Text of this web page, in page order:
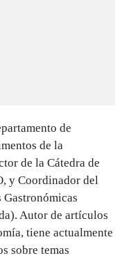
de
de la
de la Cátedra de
y Coordinador del
Autor de artículos
tiene actualmente
sobre temas